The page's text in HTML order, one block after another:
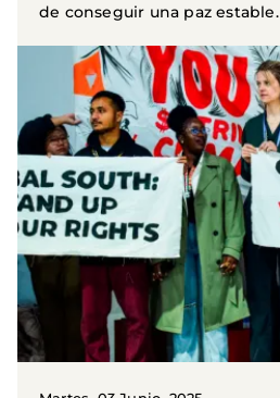
de conseguir una paz estable.